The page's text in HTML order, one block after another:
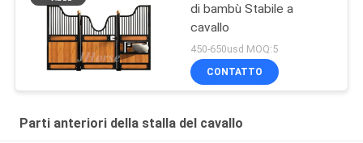
di bambù Stabile a
cavallo
450-650usd MOQ:5
CONTATTO
Parti anteriori della stalla del cavallo